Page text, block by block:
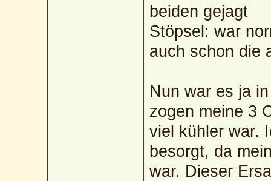
beiden gejagt
Stöpsel: war
auch schon die
Nun war es ja
zogen meine 3
viel kühler war.
besorgt, da
war. Dieser